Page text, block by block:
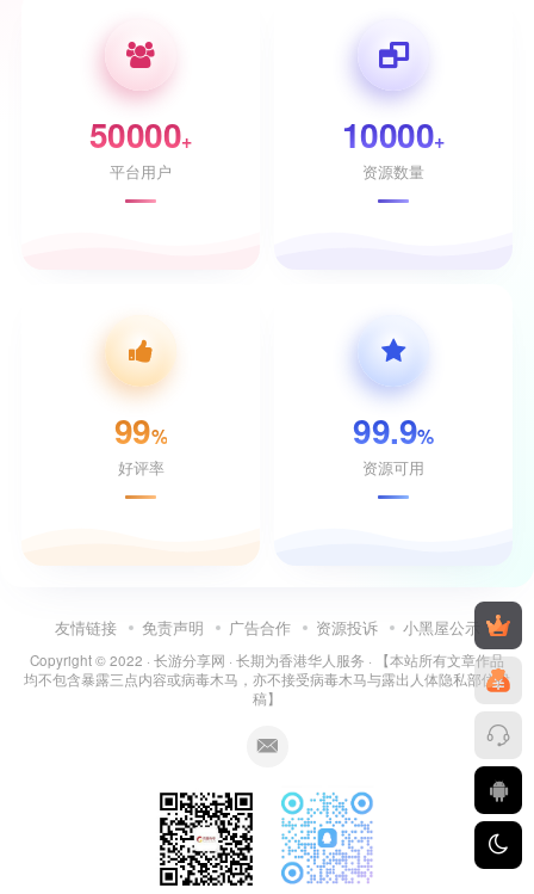
50000+
平台用户
10000+
资源数量
99%
好评率
99.9%
资源可用
友情链接 免责声明 广告合作 资源投诉 小黑屋公示
Copyright © 2022 · 长游分享网 · 长期为香港华人服务 · 【本站所有文章作品
均不包含暴露三点内容或病毒木马，亦不接受病毒木马与露出人体隐私部位投
稿】